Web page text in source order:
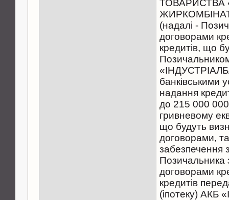
ТОВАРИСТВА
(надалі -
договорами
кредитів, що
банківськими
надання
до 215 000
гривневому
що будуть
договорами, та
забезпечення
Позичальника
договорами
кредитів
(іпотеку) АКБ